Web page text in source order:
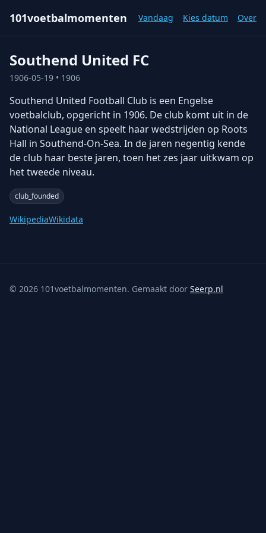
101voetbalmomenten Vandaag Kies datum Over
Southend United FC
1906-05-19 • 1906
Southend United Football Club is een Engelse
voetbalclub, opgericht in 1906. De club komt uit in de
National League en speelt haar wedstrijden op Roots
Hall in Southend-On-Sea. In de jaren negentig kende
de club haar beste jaren, toen het zes jaar uitkwam op
het tweede niveau.
club_founded
WikipediaWikidata
© 2026 101voetbalmomenten. Gemaakt door Seerp.nl